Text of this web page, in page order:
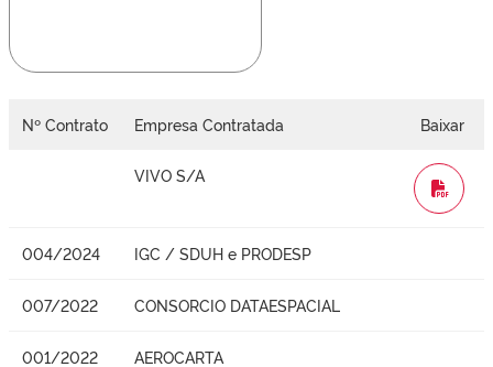
Nº Contrato Empresa Contratada Baixar
VIVO S/A
WORD
004/2024 IGC / SDUH e PRODESP
007/2022 CONSORCIO DATAESPACIAL
001/2022 AEROCARTA